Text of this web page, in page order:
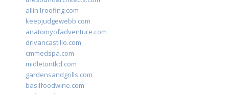
allin1roofing.com
keepjudgewebb.com
anatomyofadventure.com
drivancastillo.com
cmmedspa.com
midletontkd.com
gardensandgrills.com
basilfoodwine.com